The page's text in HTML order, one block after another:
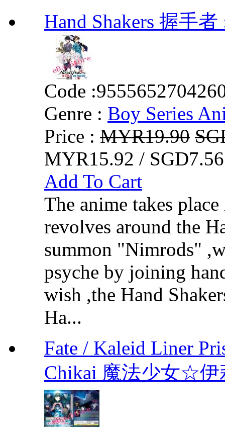
Hand Shakers 握手者
Code :
Genre : Boy Series
Price : MYR19.90
MYR15.92 /
Add To Cart
The anime takes
revolves around the
summon "Nimrods"
psyche by joining
wish ,the Hand
Ha...
Fate / Kaleid Liner
Chikai 魔法少女☆伊